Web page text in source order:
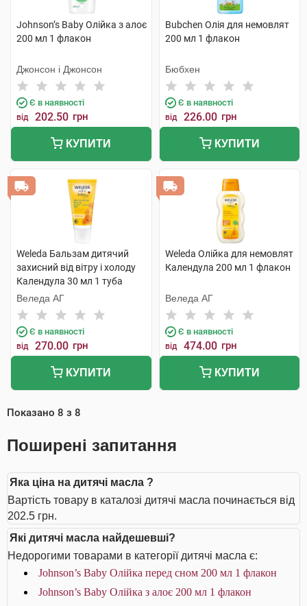
Johnson’s Baby Олійка з алоє
200 мл 1 флакон
Джонсон і Джонсон
Є в наявності
від 202.50 грн
КУПИТИ
Bubchen Олія для немовлят
200 мл 1 флакон
Бюбхен
Є в наявності
від 226.00 грн
КУПИТИ
Weleda Бальзам дитячий
захисний від вітру і холоду
Календула 30 мл 1 туба
Веледа АГ
Є в наявності
від 270.00 грн
КУПИТИ
Weleda Олійка для немовлят
Календула 200 мл 1 флакон
Веледа АГ
Є в наявності
від 474.00 грн
КУПИТИ
Показано 8 з 8
Поширені запитання
Яка ціна на дитячі масла ?
Вартість товару в каталозі дитячі масла починається від
202.5 грн.
Які дитячі масла найдешевші?
Недорогими товарами в категорії дитячі масла є:
Johnson’s Baby Олійка перед сном 200 мл 1 флакон
Johnson’s Baby Олійка з алоє 200 мл 1 флакон